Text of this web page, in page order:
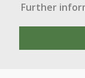
Further